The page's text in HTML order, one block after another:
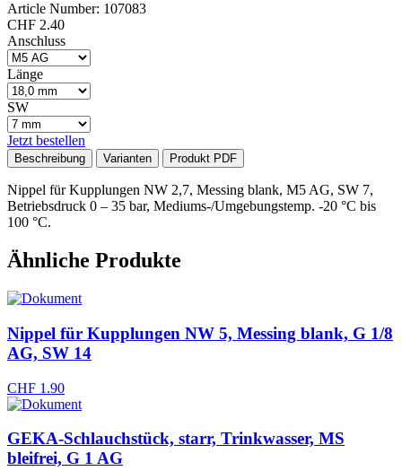
Article Number: 107083
CHF 2.40
Anschluss
Länge
SW
Jetzt bestellen
Beschreibung Varianten Produkt PDF
Nippel für Kupplungen NW 2,7, Messing blank, M5 AG, SW 7,
Betriebsdruck 0 – 35 bar, Mediums-/Umgebungstemp. -20 °C bis
100 °C.
Ähnliche Produkte
Nippel für Kupplungen NW 5, Messing blank, G 1/8
AG, SW 14
CHF 1.90
GEKA-Schlauchstück, starr, Trinkwasser, MS
bleifrei, G 1 AG